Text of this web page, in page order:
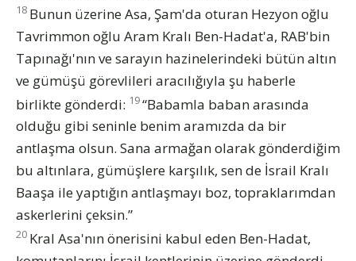
18 Bunun üzerine Asa, Şam'da oturan Hezyon oğlu
Tavrimmon oğlu Aram Kralı Ben-Hadat'a, RAB'bin
Tapınağı'nın ve sarayın hazinelerindeki bütün altın
ve gümüşü görevlileri aracılığıyla şu haberle
birlikte gönderdi: 19“Babamla baban arasında
olduğu gibi seninle benim aramızda da bir
antlaşma olsun. Sana armağan olarak gönderdiğim
bu altınlara, gümüşlere karşılık, sen de İsrail Kralı
Baaşa ile yaptığın antlaşmayı boz, topraklarımdan
askerlerini çeksin.”
20 Kral Asa'nın önerisini kabul eden Ben-Hadat,